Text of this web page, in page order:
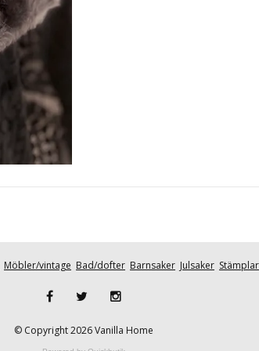
Möbler/vintage Bad/dofter Barnsaker Julsaker Stämplar
© Copyright 2026 Vanilla Home